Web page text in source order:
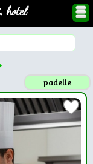
hotel
padelle